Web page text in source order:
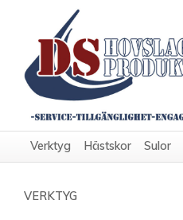
Verktyg Hästskor Sulor
VERKTYG